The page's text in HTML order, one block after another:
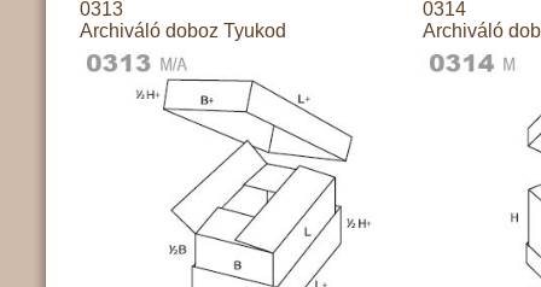
0313
Archiváló doboz Tyukod
0314
Archiváló